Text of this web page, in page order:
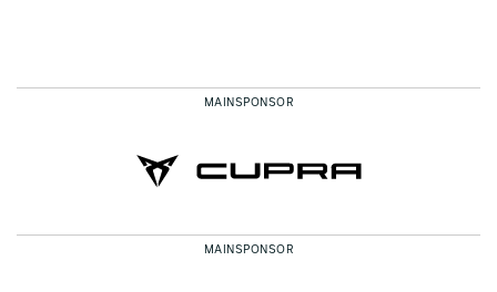
MAINSPONSOR
MAINSPONSOR